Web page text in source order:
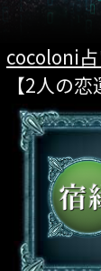
cocoloni
【2人の